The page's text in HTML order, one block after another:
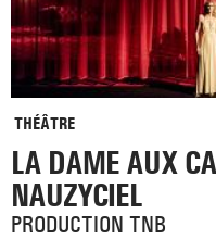
THÉÂTRE
LA DAME AUX
NAUZYCIEL
PRODUCTION TNB